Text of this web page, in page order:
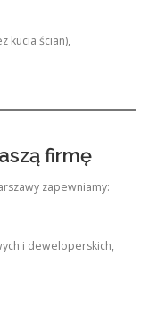
kucia ścian),
firmę
zapewniamy:
i deweloperskich,